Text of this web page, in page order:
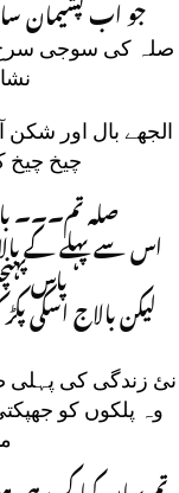
جو اب پشیمان سا
صلہ کی سوجی سرخ
الجھے بال اور
چیخ چیخ
صلہ تم۔۔۔
اس سے پہلے کے
پاس
لیکن بالاج اسکی
نئ زندگی کی پہلی
وہ پلکوں کو